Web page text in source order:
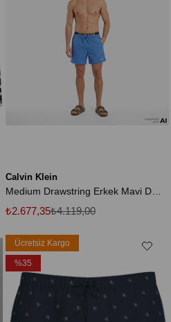
Calvin Klein
Medium Drawstring Erkek Mavi Deniz Şortu
₺2.677,35₺4.119,00
Ücretsiz Kargo
%35